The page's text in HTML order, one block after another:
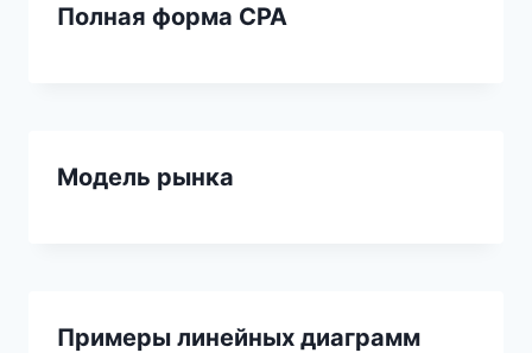
Полная форма CPA
Модель рынка
Примеры линейных диаграмм